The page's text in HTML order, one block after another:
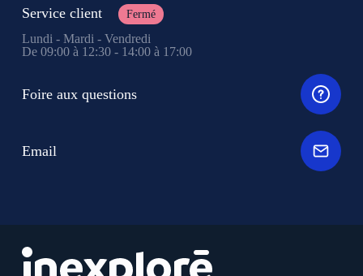
Service client Fermé
Lundi - Mardi - Vendredi
De 09:00 à 12:30 - 14:00 à 17:00
Foire aux questions
Email